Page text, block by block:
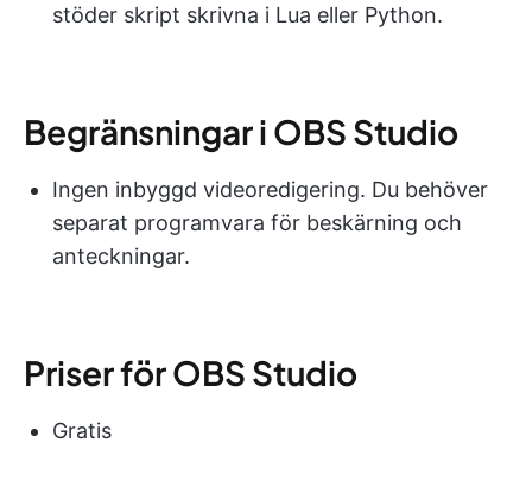
stöder skript skrivna i Lua eller Python.
Begränsningar i OBS Studio
Ingen inbyggd videoredigering. Du behöver
separat programvara för beskärning och
anteckningar.
Priser för OBS Studio
Gratis